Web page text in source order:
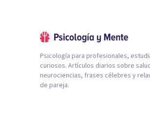
Psicología para profesionales,
curiosos. Artículos diarios sobre
neurociencias, frases célebres y
de pareja.